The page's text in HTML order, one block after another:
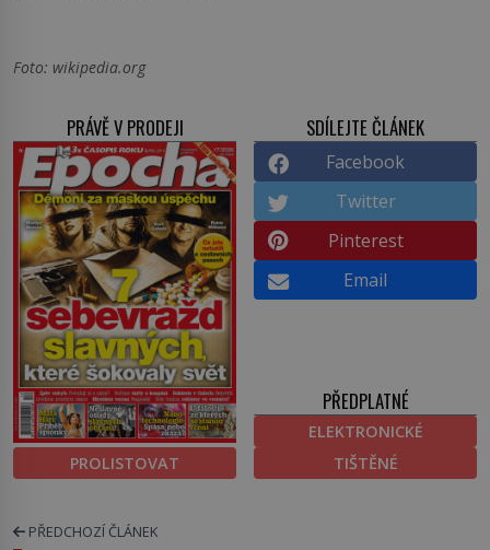
Foto: wikipedia.org
PRÁVĚ V PRODEJI
PROLISTOVAT
SDÍLEJTE ČLÁNEK
Facebook
Twitter
Pinterest
Email
PŘEDPLATNÉ
ELEKTRONICKÉ
TIŠTĚNÉ
PŘEDCHOZÍ ČLÁNEK